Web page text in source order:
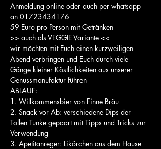
Anmeldung online oder auch per whatsapp
an 01723434176
59 Euro pro Person mit Getränken
>> auch als VEGGIE Variante <<
wir möchten mit Euch einen kurzweiligen
Abend verbringen und Euch durch viele
Gänge kleiner Köstlichkeiten aus unserer
Genussmanufaktur führen
ABLAUF:
1. Willkommensbier von Finne Bräu
2. Snack vor Ab: verschiedene Dips der
Tollen Tunke gepaart mit Tipps und Tricks zur
Verwendung
3. Apetitanreger: Likörchen aus dem Hause